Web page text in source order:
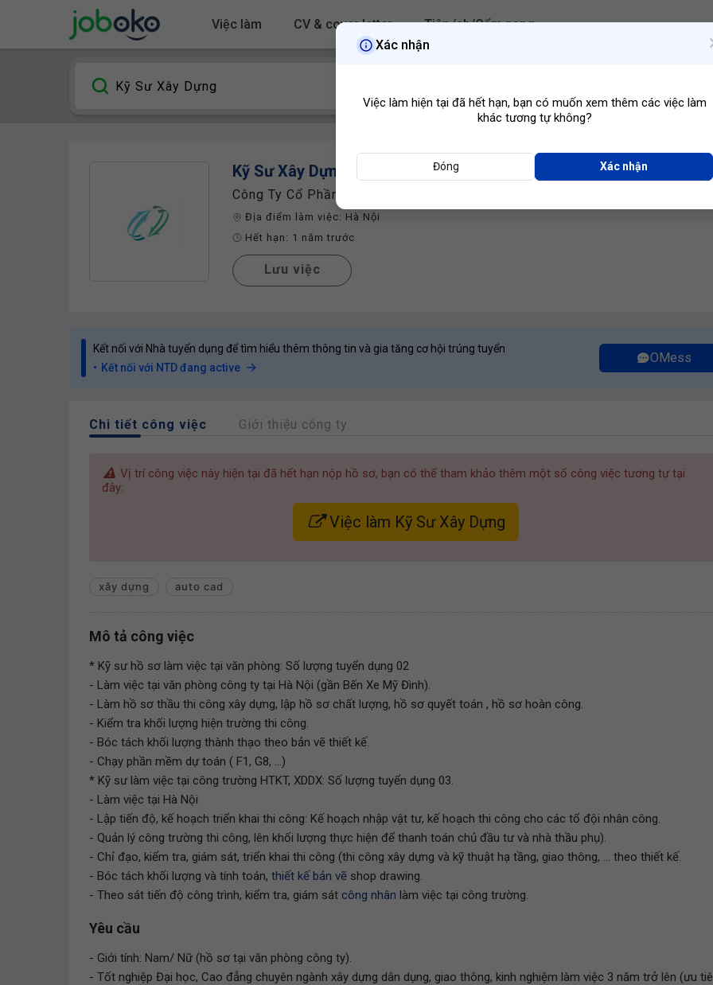
Việc làm CV & cover letter Tiện ích/Cẩm nang
Kỹ Sư Xây Dựng
Công Ty Cổ Phần Đầu Tư Phát Triển Đô Thị Xuân Hòa
Địa điểm làm việc: Hà Nội
Hết hạn: 1 năm trước
Lưu việc
Kết nối với Nhà tuyển dụng để tìm hiểu thêm thông tin và gia tăng cơ hội trúng tuyển
Kết nối với NTD đang active
OMess
Chi tiết công việc Giới thiệu công ty
Vị trí công việc này hiện tại đã hết hạn nộp hồ sơ, bạn có thể tham khảo thêm một số công việc tương tự tại
đây:
Việc làm Kỹ Sư Xây Dựng
xây dựng auto cad
Mô tả công việc
* Kỹ sư hồ sơ làm việc tại văn phòng: Số lượng tuyển dụng 02
- Làm việc tại văn phòng công ty tại Hà Nội (gần Bến Xe Mỹ Đình).
- Làm hồ sơ thầu thi công xây dựng, lập hồ sơ chất lượng, hồ sơ quyết toán , hồ sơ hoàn công.
- Kiểm tra khối lượng hiện trường thi công.
- Bóc tách khối lượng thành thạo theo bản vẽ thiết kế.
- Chạy phần mềm dự toán ( F1, G8, ...)
* Kỹ sư làm việc tại công trường HTKT, XDDX: Số lượng tuyển dụng 03.
- Làm việc tại Hà Nội
- Lập tiến độ, kế hoạch triển khai thi công: Kế hoạch nhập vật tư, kế hoạch thi công cho các tổ đội nhân công.
- Quản lý công trường thi công, lên khối lượng thực hiện để thanh toán chủ đầu tư và nhà thầu phụ).
- Chỉ đạo, kiểm tra, giám sát, triển khai thi công (thi công xây dựng và kỹ thuật hạ tầng, giao thông, ... theo thiết kế.
- Bóc tách khối lượng và tính toán, thiết kế bản vẽ shop drawing.
- Theo sát tiến độ công trình, kiểm tra, giám sát công nhân làm việc tại công trường.
Yêu cầu
- Giới tính: Nam/ Nữ (hồ sơ tại văn phòng công ty).
- Tốt nghiệp Đại học, Cao đẳng chuyên ngành xây dựng dân dụng, giao thông, kinh nghiệm làm việc 3 năm trở lên (ưu
Xác nhận
Việc làm hiện tại đã hết hạn, bạn có muốn xem thêm các việc làm
khác tương tự không?
Đóng Xác nhận